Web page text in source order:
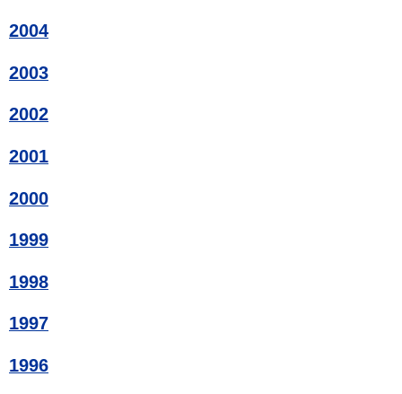
2004
2003
2002
2001
2000
1999
1998
1997
1996